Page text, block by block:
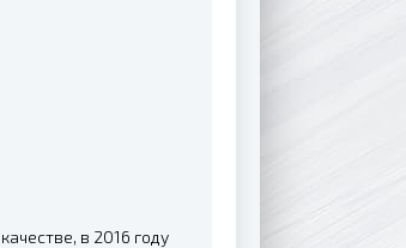
в 2016 году